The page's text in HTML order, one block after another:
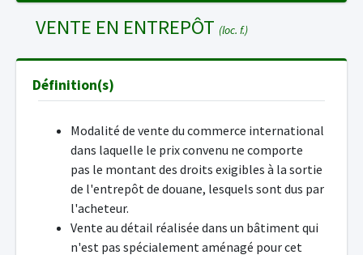
VENTE EN ENTREPÔT (loc. f.)
Définition(s)
Modalité de vente du commerce international
dans laquelle le prix convenu ne comporte
pas le montant des droits exigibles à la sortie
de l'entrepôt de douane, lesquels sont dus par
l'acheteur.
Vente au détail réalisée dans un bâtiment qui
n'est pas spécialement aménagé pour cet